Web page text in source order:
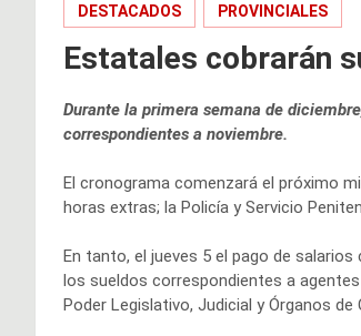
DESTACADOS PROVINCIALES
Estatales cobrarán
Durante la primera semana de
correspondientes a noviembre.
El cronograma comenzará el próximo
horas extras; la Policía y Servicio
En tanto, el jueves 5 el pago de
los sueldos correspondientes a
Poder Legislativo, Judicial y Órganos de